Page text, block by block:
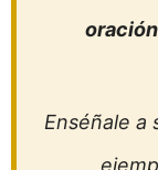
Enséñale a